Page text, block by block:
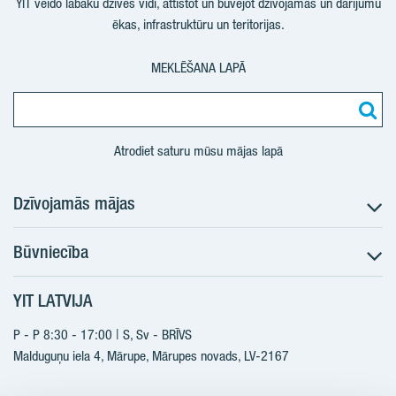
ēkas, infrastruktūru un teritorijas.
MEKLĒŠANA LAPĀ
Atrodiet saturu mūsu mājas lapā
Dzīvojamās mājas
Meklēt dzīvokli
Nākotnes projekti
Pārdošanas informācija
YIT Plus
Kontakti
Būvniecība
Būvniecība
Jaunie projekti
Realizētie projekti
YIT LATVIJA
P - P 8:30 - 17:00 | S, Sv - BRĪVS
Malduguņu iela 4, Mārupe, Mārupes novads, LV-2167